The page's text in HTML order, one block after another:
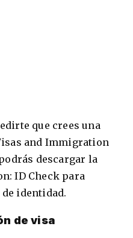
que crees una
and Immigration
descargar la
ID Check para
identidad.
de visa